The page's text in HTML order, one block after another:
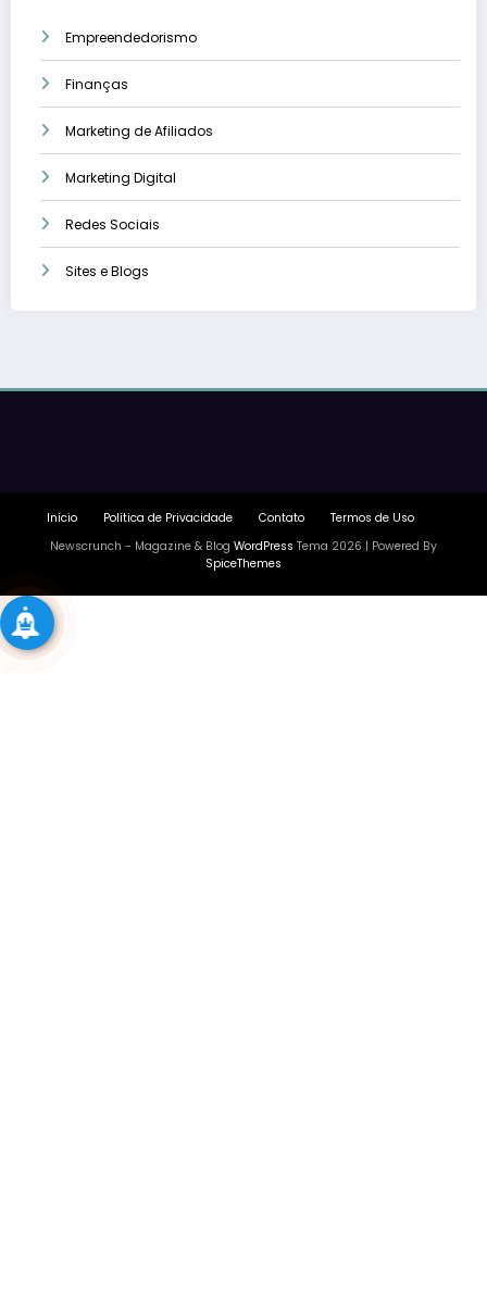
Empreendedorismo
Finanças
Marketing de Afiliados
Marketing Digital
Redes Sociais
Sites e Blogs
Início Política de Privacidade Contato
Termos de Uso
Newscrunch - Magazine & Blog WordPress Tema 2026 | Powered By
SpiceThemes